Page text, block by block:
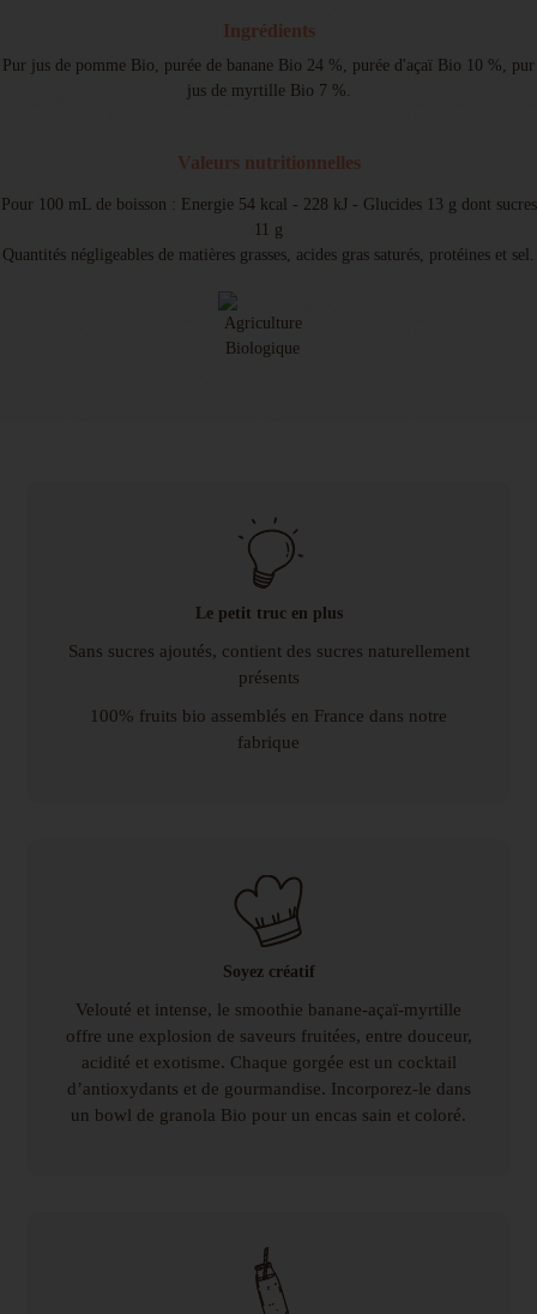
Ingrédients
Pur jus de pomme Bio, purée de banane Bio 24 %, purée d'açaï Bio 10 %, pur
jus de myrtille Bio 7 %.
Valeurs nutritionnelles
Pour 100 mL de boisson : Energie 54 kcal - 228 kJ - Glucides 13 g dont sucres
11 g
Quantités négligeables de matières grasses, acides gras saturés, protéines et sel.
Le petit truc en plus
Sans sucres ajoutés, contient des sucres naturellement
présents
100% fruits bio assemblés en France dans notre
fabrique
Soyez créatif
Velouté et intense, le smoothie banane-açaï-myrtille
offre une explosion de saveurs fruitées, entre douceur,
acidité et exotisme. Chaque gorgée est un cocktail
d’antioxydants et de gourmandise. Incorporez-le dans
un bowl de granola Bio pour un encas sain et coloré.